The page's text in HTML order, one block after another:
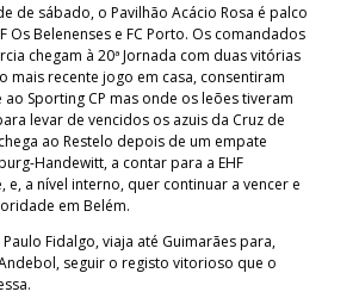
de sábado, o Pavilhão Acácio Rosa é palco
Os Belenenses e FC Porto. Os comandados
chegam à 20ª Jornada com duas vitórias
mais recente jogo em casa, consentiram
Sporting CP mas onde os leões tiveram
levar de vencidos os azuis da Cruz de
ao Restelo depois de um empate
Handewitt, a contar para a EHF
e, a nível interno, quer continuar a vencer e
em Belém.
Paulo Fidalgo, viaja até Guimarães para,
seguir o registo vitorioso que o